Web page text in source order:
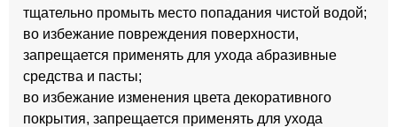
тщательно промыть место попадания чистой водой;
во избежание повреждения поверхности,
запрещается применять для ухода абразивные
средства и пасты;
во избежание изменения цвета декоративного
покрытия, запрещается применять для ухода